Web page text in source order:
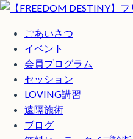
ごあいさつ
イベント
会員プログラム
セッション
LOVING講習
遠隔施術
ブログ